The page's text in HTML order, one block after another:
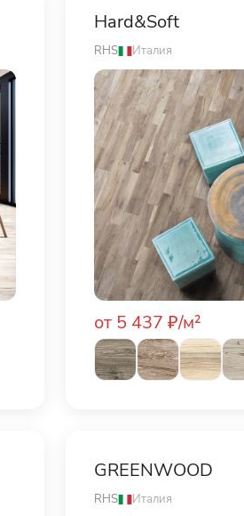
Hard&Soft
RHS Италия
от 5 437 ₽/м²
GREENWOOD
RHS Италия